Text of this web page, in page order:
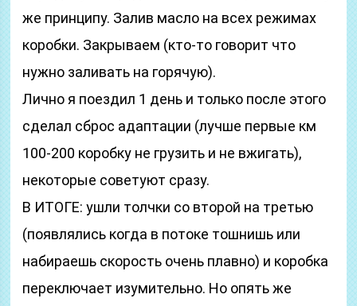
же принципу. Залив масло на всех режимах
коробки. Закрываем (кто-то говорит что
нужно заливать на горячую).
Лично я поездил 1 день и только после этого
сделал сброс адаптации (лучше первые км
100-200 коробку не грузить и не вжигать),
некоторые советуют сразу.
В ИТОГЕ: ушли толчки со второй на третью
(появлялись когда в потоке тошнишь или
набираешь скорость очень плавно) и коробка
переключает изумительно. Но опять же